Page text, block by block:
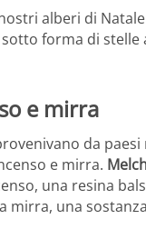
alberi di
forma di stelle
e mirra
da
e mirra.
una resina
mirra, una